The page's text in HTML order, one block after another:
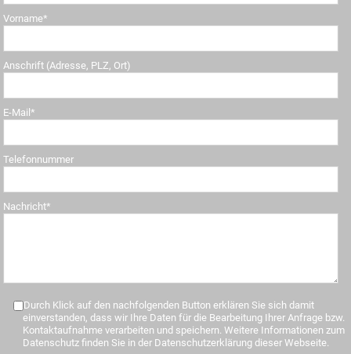
Vorname*
Anschrift (Adresse, PLZ, Ort)
E-Mail*
Telefonnummer
Nachricht*
Durch Klick auf den nachfolgenden Button erklären Sie sich damit
einverstanden, dass wir Ihre Daten für die Bearbeitung Ihrer Anfrage bzw.
Kontaktaufnahme verarbeiten und speichern. Weitere Informationen zum
Datenschutz finden Sie in der Datenschutzerklärung dieser Webseite.